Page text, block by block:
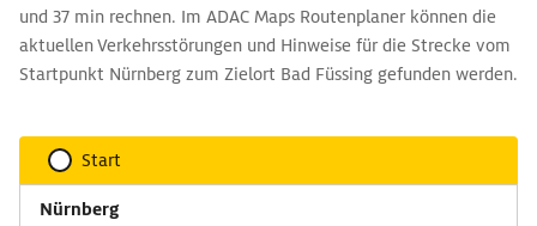
und 37 min rechnen. Im ADAC Maps Routenplaner können die
aktuellen Verkehrsstörungen und Hinweise für die Strecke vom
Startpunkt Nürnberg zum Zielort Bad Füssing gefunden werden.
Start
Nürnberg